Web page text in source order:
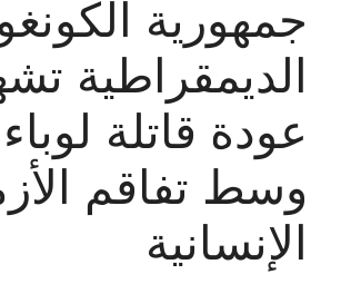
جمهورية
الديمقراطية
عودة قاتلة لوباء
وسط تفاقم
الإنسانية